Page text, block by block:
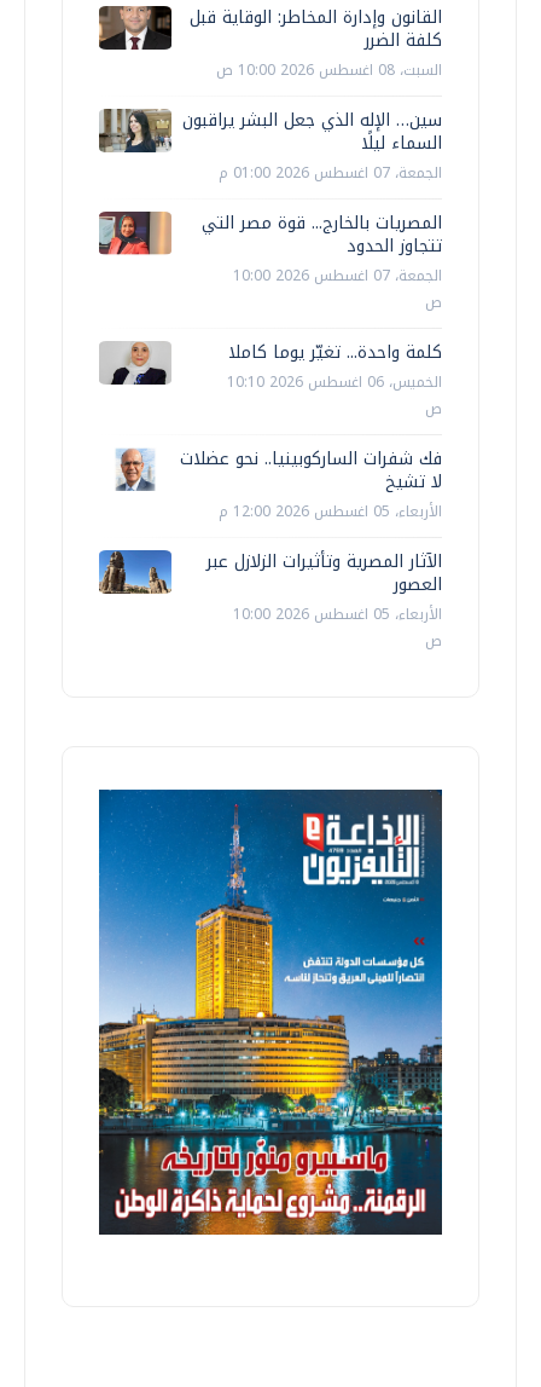
القانون وإدارة المخاطر: الوقاية قبل
كلفة الضرر
السبت، 08 اغسطس 2026 10:00 ص
سين… الإله الذي جعل البشر يراقبون
السماء ليلًا
الجمعة، 07 اغسطس 2026 01:00 م
المصريات بالخارج... قوة مصر التي
تتجاوز الحدود
الجمعة، 07 اغسطس 2026 10:00
ص
كلمة واحدة... تغيّر يوما كاملا
الخميس، 06 اغسطس 2026 10:10
ص
فك شفرات الساركوبينيا.. نحو عضلات
لا تشيخ
الأربعاء، 05 اغسطس 2026 12:00 م
الآثار المصرية وتأثيرات الزلازل عبر
العصور
الأربعاء، 05 اغسطس 2026 10:00
ص